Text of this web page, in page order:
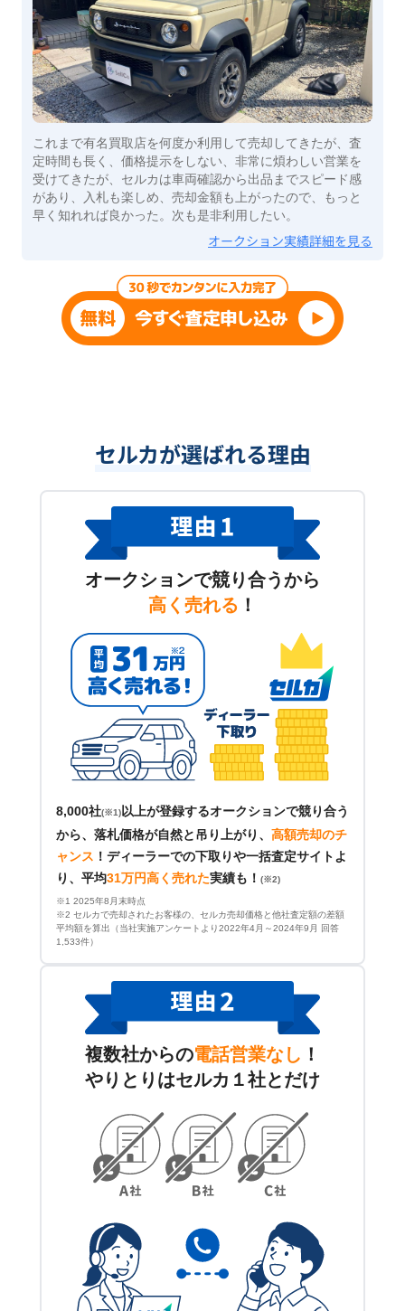
これまで有名買取店を何度か利用して売却してきたが、査
定時間も長く、価格提示をしない、非常に煩わしい営業を
受けてきたが、セルカは車両確認から出品までスピード感
があり、入札も楽しめ、売却金額も上がったので、もっと
早く知れれば良かった。次も是非利用したい。
オークション実績詳細を見る
セルカが選ばれる理由
オークションで競り合うから
高く売れる ！
8,000社(※1) 以上が登録するオークションで競り合う
から、落札価格が自然と吊り上がり、 高額売却のチ
ャンス ！ ディーラーでの下取りや一括査定サイトよ
り、平均31万円高く売れた実績も！ (※2)
※1 2025年8月末時点
※2 セルカで売却されたお客様の、セルカ売却価格と他社査定額の差額
平均額を算出（当社実施アンケートより2022年4月～2024年9月 回答
1,533件）
複数社からの電話営業なし ！
やりとりはセルカ１社とだけ